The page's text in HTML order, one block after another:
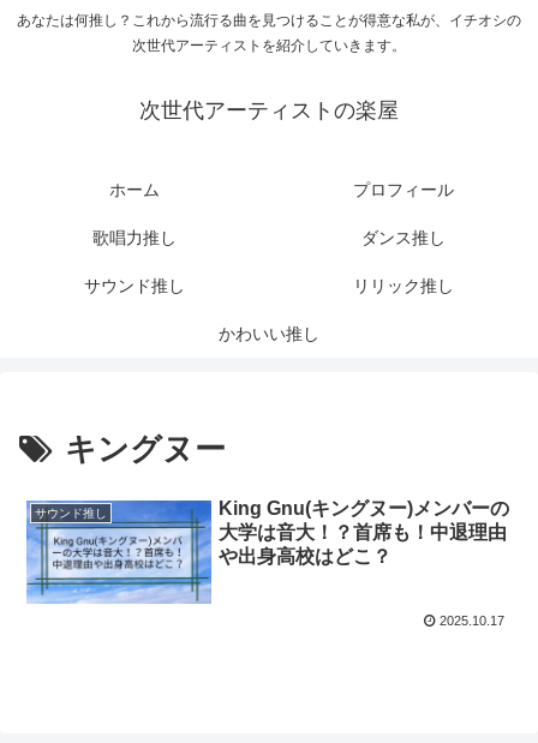
あなたは何推し？これから流行る曲を見つけることが得意な私が、イチオシの
次世代アーティストを紹介していきます。
次世代アーティストの楽屋
ホーム プロフィール
歌唱力推し ダンス推し
サウンド推し リリック推し
かわいい推し
キングヌー
サウンド推し
King Gnu(キングヌー)メンバーの
大学は音大！？首席も！中退理由
や出身高校はどこ？
2025.10.17